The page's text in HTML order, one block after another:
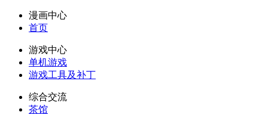
漫画中心
首页
游戏中心
单机游戏
游戏工具及补丁
综合交流
茶馆